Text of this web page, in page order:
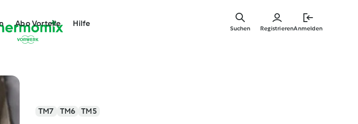
Abo Vorteile Hilfe
RegistrierenAnmelden
Suchen
TM7 TM6 TM5